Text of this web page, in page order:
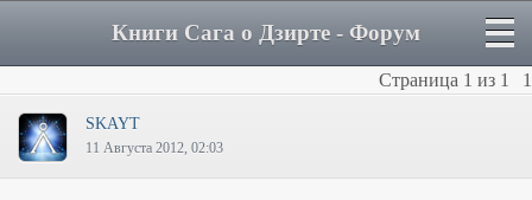
Книги Сага о Дзирте - Форум
Страница 1 из 1 1
SKAYT
11 Августа 2012, 02:03